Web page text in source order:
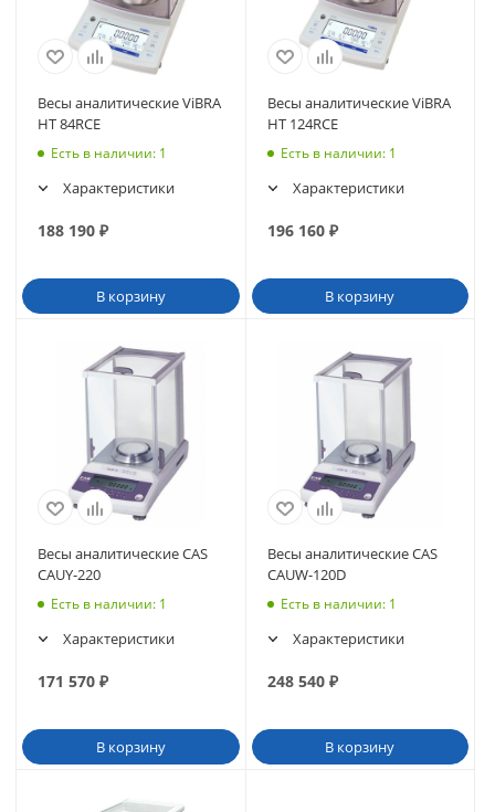
Весы аналитические ViBRA
HT 84RCE
Есть в наличии: 1
Характеристики
188 190 ₽
В корзину
Весы аналитические ViBRA
HT 124RCE
Есть в наличии: 1
Характеристики
196 160₽
В корзину
Весы аналитические CAS
CAUY-220
Есть в наличии: 1
Характеристики
171 570 ₽
В корзину
Весы аналитические CAS
CAUW-120D
Есть в наличии: 1
Характеристики
248 540₽
В корзину